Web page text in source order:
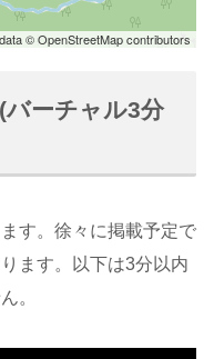
© OpenStreetMap contributors
バーチャル3分
す。徐々に掲載予定で
ます。以下は3分以内
。